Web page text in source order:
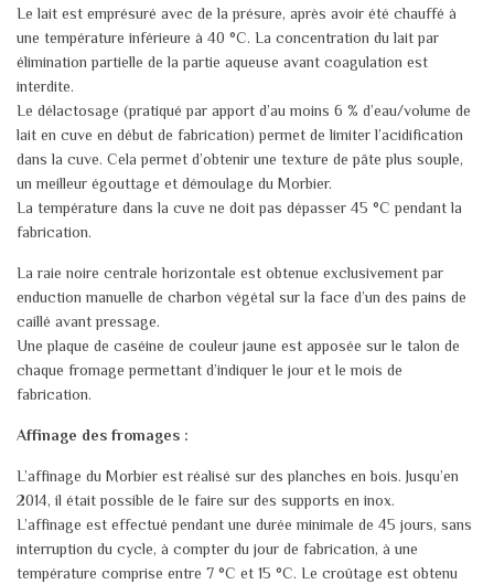
Le lait est emprésuré avec de la présure, après avoir été chauffé à
une température inférieure à 40 °C. La concentration du lait par
élimination partielle de la partie aqueuse avant coagulation est
interdite.
Le délactosage (pratiqué par apport d’au moins 6 % d’eau/volume de
lait en cuve en début de fabrication) permet de limiter l’acidification
dans la cuve. Cela permet d’obtenir une texture de pâte plus souple,
un meilleur égouttage et démoulage du Morbier.
La température dans la cuve ne doit pas dépasser 45 °C pendant la
fabrication.
La raie noire centrale horizontale est obtenue exclusivement par
enduction manuelle de charbon végétal sur la face d’un des pains de
caillé avant pressage.
Une plaque de caséine de couleur jaune est apposée sur le talon de
chaque fromage permettant d’indiquer le jour et le mois de
fabrication.
Affinage des fromages :
L’affinage du Morbier est réalisé sur des planches en bois. Jusqu’en
2014, il était possible de le faire sur des supports en inox.
L’affinage est effectué pendant une durée minimale de 45 jours, sans
interruption du cycle, à compter du jour de fabrication, à une
température comprise entre 7 °C et 15 °C. Le croûtage est obtenu